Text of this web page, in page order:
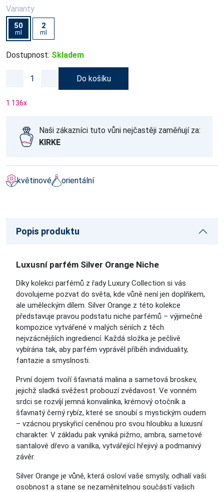
Varianty
50
ml
2
ml
Dostupnost: Skladem
Do košíku
1 136x
Naši zákazníci tuto vůni nejčastěji zaměňují za:
KIRKE
květinové orientální
Popis produktu
Luxusní parfém Silver Orange Niche
Díky kolekci parfémů z řady Luxury Collection si vás
dovolujeme pozvat do světa, kde vůně není jen doplňkem,
ale uměleckým dílem. Silver Orange z této kolekce
představuje pravou podstatu niche parfémů – výjimečné
kompozice vytvářené v malých sériích z těch
nejvzácnějších ingrediencí. Každá složka je pečlivě
vybírána tak, aby parfém vyprávěl příběh individuality,
fantazie a smyslnosti.
První dojem tvoří šťavnatá malina a sametová broskev,
jejichž sladká svěžest probouzí zvědavost. Ve vonném
srdci se rozvíjí jemná konvalinka, krémový otočník a
šťavnatý černý rybíz, které se snoubí s mystickým oudem
– vzácnou pryskyřicí ceněnou pro svou hloubku a luxusní
charakter. V základu pak vyniká pižmo, ambra, sametové
santalové dřevo a vanilka, vytvářející hřejivý a podmanivý
závěr.
Silver Orange je vůně, která osloví vaše smysly, odhalí vaši
osobnost a stane se nezaměnitelnou součástí vašich